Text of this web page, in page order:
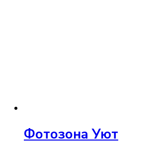
Фотозона Уют